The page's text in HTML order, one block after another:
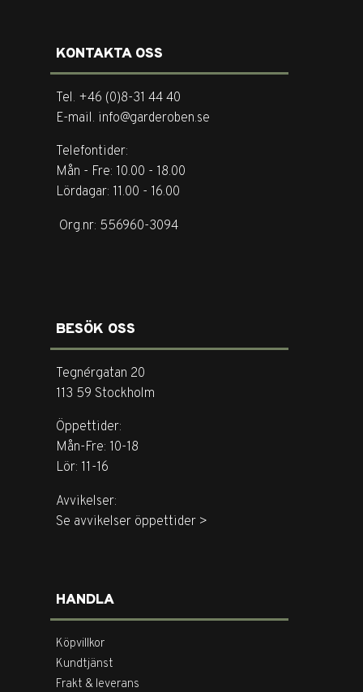
KONTAKTA OSS
Tel. +46 (0)8-31 44 40
E-mail. info@garderoben.se
Telefontider:
Mån - Fre: 10.00 - 18.00
Lördagar: 11.00 - 16.00
Org.nr: 556960-3094
BESÖK OSS
Tegnérgatan 20
113 59 Stockholm
Öppettider:
Mån-Fre: 10-18
Lör: 11-16
Avvikelser:
Se avvikelser öppettider >
HANDLA
Köpvillkor
Kundtjänst
Frakt & leverans